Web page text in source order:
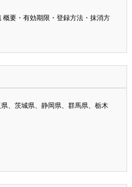
要・有効期限・登録方法・抹消方
、茨城県、静岡県、群馬県、栃木